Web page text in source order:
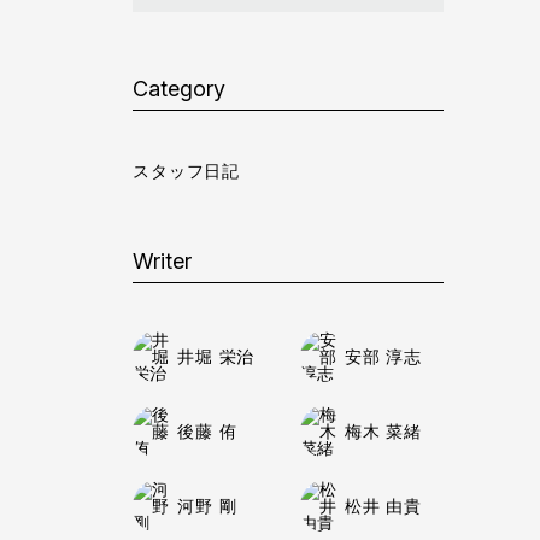
Category
スタッフ日記
Writer
井堀 栄治 安部 淳志
後藤 侑 梅木 菜緒
河野 剛 松井 由貴